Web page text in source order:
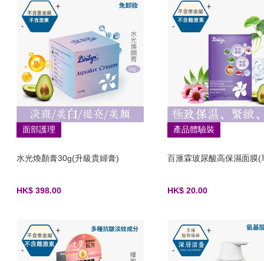
面部護理
水光煥顏膏30g(升級貴婦膏)
HK$ 398.00
產品體驗裝
百滙霖玻尿酸高保濕面膜(
HK$ 20.00